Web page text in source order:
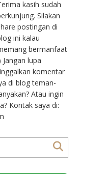
kasih sudah
Silakan
postingan di
ini kalau
bermanfaat
Jangan lupa
komentar
di blog teman-
Atau ingin
Kontak saya di: